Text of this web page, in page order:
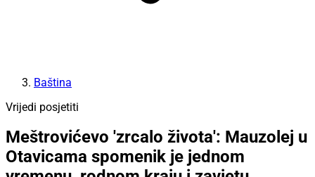
Baština
Vrijedi posjetiti
Meštrovićevo 'zrcalo života': Mauzolej u
Otavicama spomenik je jednom